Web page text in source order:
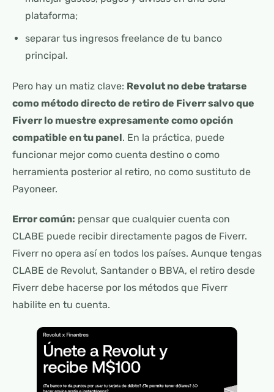
plataforma;
separar tus ingresos freelance de tu banco
principal.
Pero hay un matiz clave: Revolut no debe tratarse
como método directo de retiro de Fiverr salvo que
Fiverr lo muestre expresamente como opción
compatible en tu panel. En la práctica, puede
funcionar mejor como cuenta destino o como
herramienta posterior al retiro, no como sustituto de
Payoneer.
Error común: pensar que cualquier cuenta con
CLABE puede recibir directamente pagos de Fiverr.
Fiverr no opera así en todos los países. Aunque tengas
CLABE de Revolut, Santander o BBVA, el retiro desde
Fiverr debe hacerse por los métodos que Fiverr
habilite en tu cuenta.